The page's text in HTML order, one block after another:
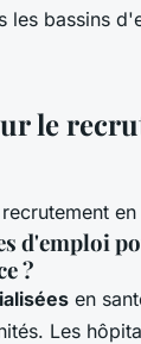
les bassins
le
d'emploi
?
en
Les